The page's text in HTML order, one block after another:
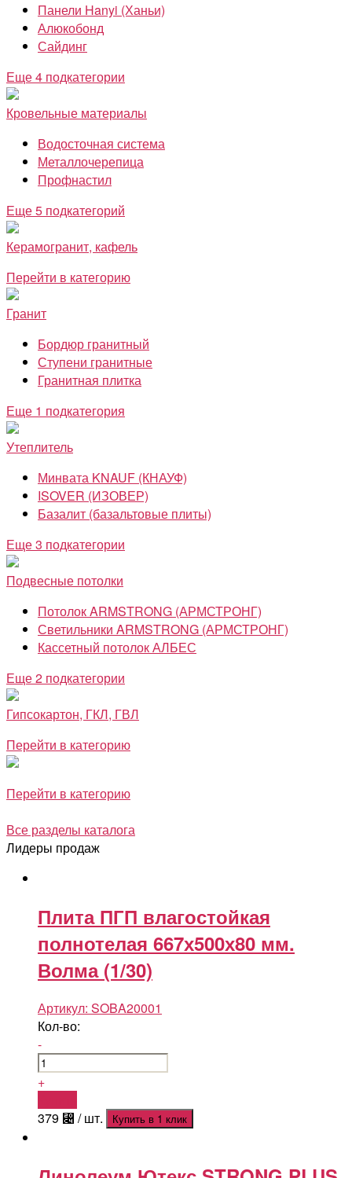
Панели Hanyi (Ханьи)
Алюкобонд
Сайдинг
Еще 4 подкатегории
Кровельные материалы
Водосточная система
Металлочерепица
Профнастил
Еще 5 подкатегорий
Керамогранит, кафель
Перейти в категорию
Гранит
Бордюр гранитный
Ступени гранитные
Гранитная плитка
Еще 1 подкатегория
Утеплитель
Минвата KNAUF (КНАУФ)
ISOVER (ИЗОВЕР)
Базалит (базальтовые плиты)
Еще 3 подкатегории
Подвесные потолки
Потолок ARMSTRONG (АРМСТРОНГ)
Светильники ARMSTRONG (АРМСТРОНГ)
Кассетный потолок АЛБЕС
Еще 2 подкатегории
Гипсокартон, ГКЛ, ГВЛ
Перейти в категорию
Перейти в категорию
Все разделы каталога
Лидеры продаж
Плита ПГП влагостойкая
полнотелая 667х500х80 мм.
Волма (1/30)
Артикул: SOBA20001
Кол-во:
-
+
379 ⃄ / шт. Купить в 1 клик